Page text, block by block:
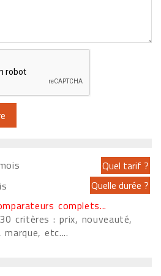
complets...
critères : prix, nouveauté,
etc....